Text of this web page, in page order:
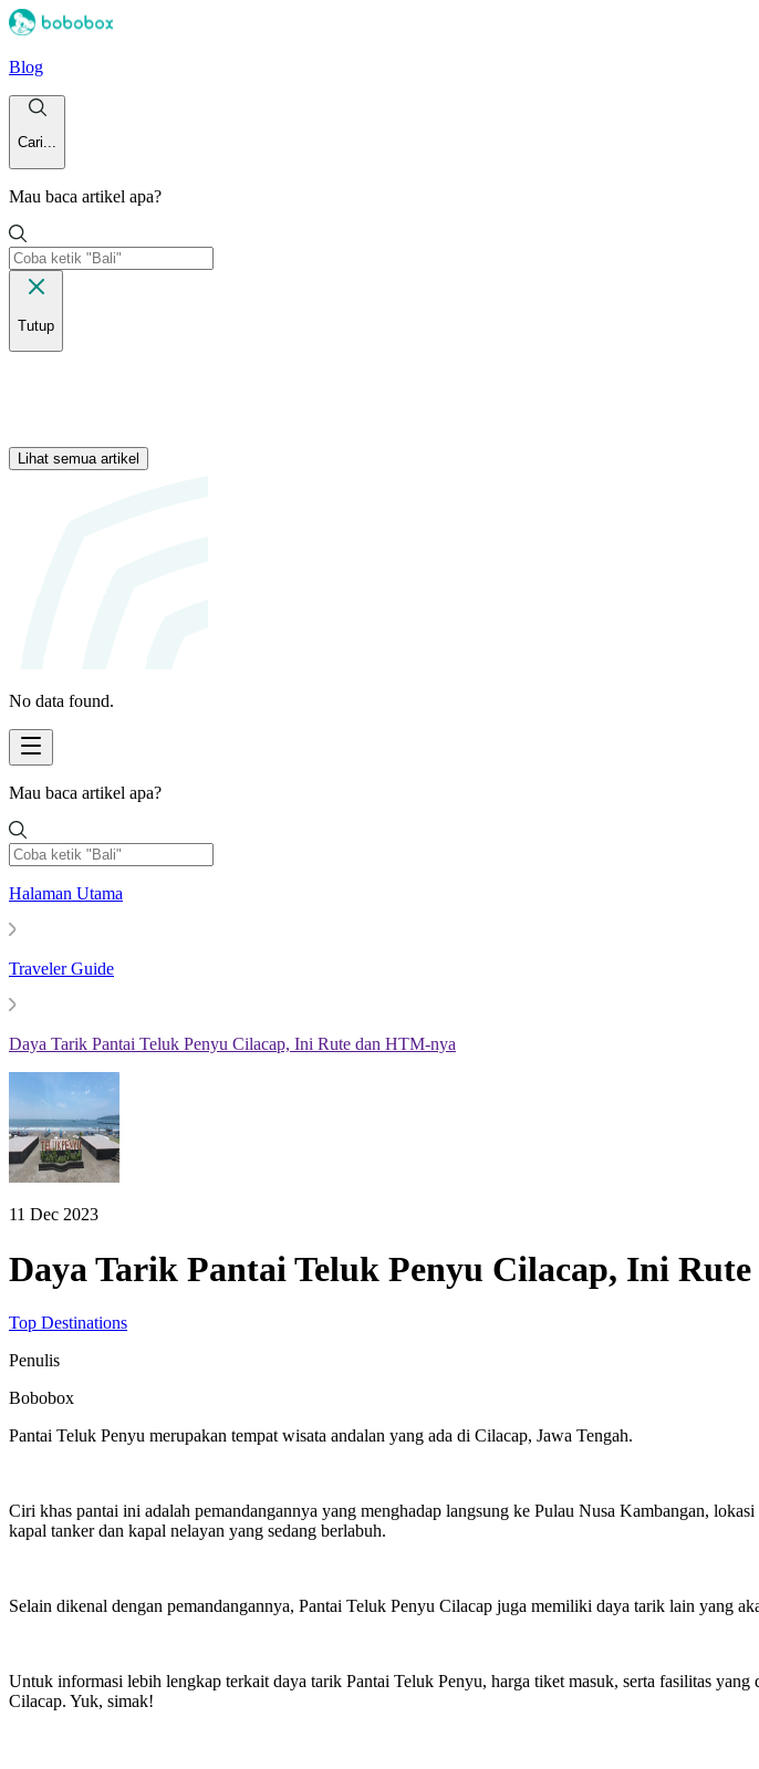
Blog
Cari...
Mau baca artikel apa?
Tutup
Lihat semua artikel
No data found.
Mau baca artikel apa?
Halaman Utama
Traveler Guide
Daya Tarik Pantai Teluk Penyu Cilacap, Ini Rute dan HTM-nya
11 Dec 2023
Daya Tarik Pantai Teluk Penyu Cilacap, Ini
Top Destinations
Penulis
Bobobox
Pantai Teluk Penyu merupakan tempat wisata andalan yang ada di Cilacap, Jawa Tengah.
Ciri khas pantai ini adalah pemandangannya yang menghadap langsung ke Pulau Nusa Kambangan,
kapal tanker dan kapal nelayan yang sedang berlabuh.
Selain dikenal dengan pemandangannya, Pantai Teluk Penyu Cilacap juga memiliki daya tarik lain yang
Untuk informasi lebih lengkap terkait daya tarik Pantai Teluk Penyu, harga tiket masuk, serta fasilitas
Cilacap. Yuk, simak!